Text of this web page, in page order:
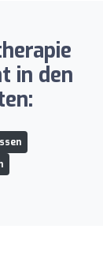
in den